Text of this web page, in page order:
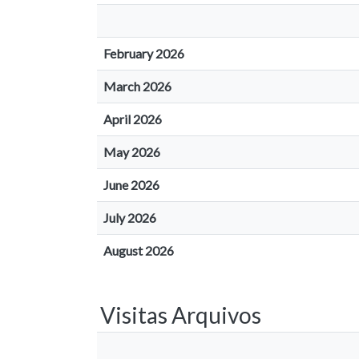
February 2026
March 2026
April 2026
May 2026
June 2026
July 2026
August 2026
Visitas Arquivos